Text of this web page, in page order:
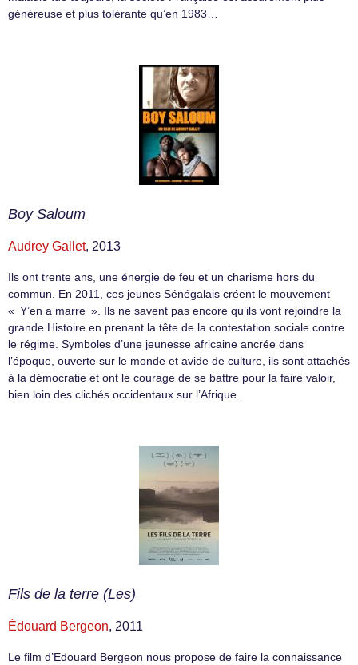
généreuse et plus tolérante qu’en 1983…
Boy Saloum
Audrey Gallet, 2013
Ils ont trente ans, une énergie de feu et un charisme hors du
commun. En 2011, ces jeunes Sénégalais créent le mouvement
« Y’en a marre ». Ils ne savent pas encore qu’ils vont rejoindre la
grande Histoire en prenant la tête de la contestation sociale contre
le régime. Symboles d’une jeunesse africaine ancrée dans
l’époque, ouverte sur le monde et avide de culture, ils sont attachés
à la démocratie et ont le courage de se battre pour la faire valoir,
bien loin des clichés occidentaux sur l’Afrique.
Fils de la terre (Les)
Édouard Bergeon, 2011
Le film d’Edouard Bergeon nous propose de faire la connaissance